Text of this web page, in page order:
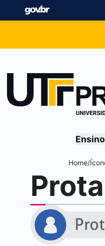
Ensino
Home/